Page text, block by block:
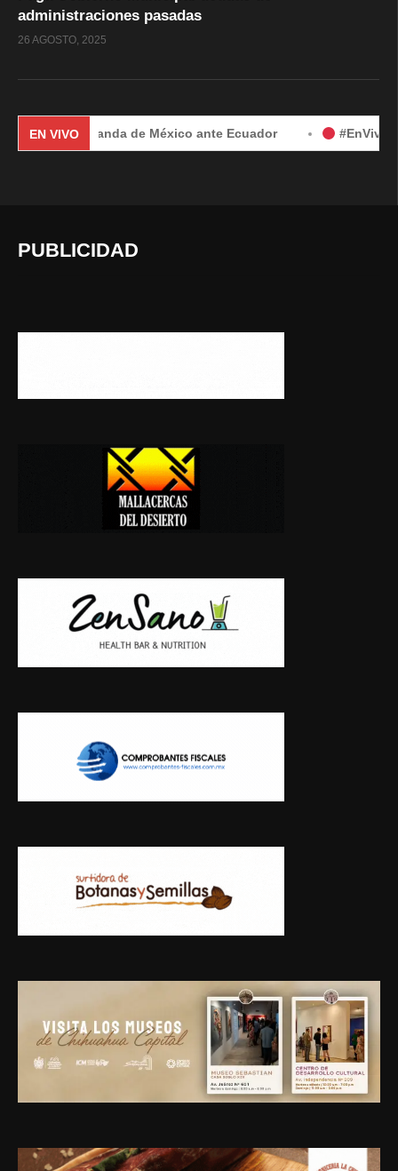
administraciones pasadas
26 AGOSTO, 2025
EN VIVO
demanda de México ante Ecuador #EnVivo |
PUBLICIDAD